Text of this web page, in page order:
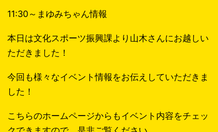
11:30～まゆみちゃん情報
本日は文化スポーツ振興課より山木さんにお越しい
ただきました！
今回も様々なイベント情報をお伝えしていただきま
した！
こちらのホームページからもイベント内容をチェッ